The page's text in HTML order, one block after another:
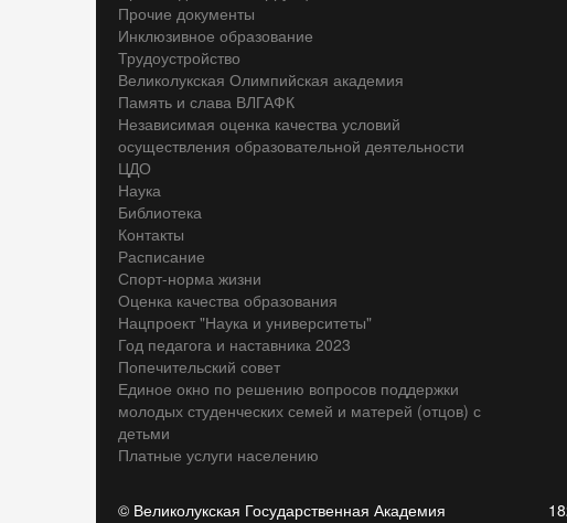
Прочие документы
Инклюзивное образование
Трудоустройство
Великолукская Олимпийская академия
Память и слава ВЛГАФК
Независимая оценка качества условий
осуществления образовательной деятельности
ЦДО
Наука
Библиотека
Контакты
Расписание
Спорт-норма жизни
Оценка качества образования
Нацпроект "Наука и университеты"
Год педагога и наставника 2023
Попечительский совет
Единое окно по решению вопросов поддержки
молодых студенческих семей и матерей (отцов) с
детьми
Платные услуги населению
© Великолукская Государственная Академия